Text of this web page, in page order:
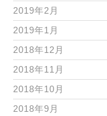
2019年2月
2019年1月
2018年12月
2018年11月
2018年10月
2018年9月